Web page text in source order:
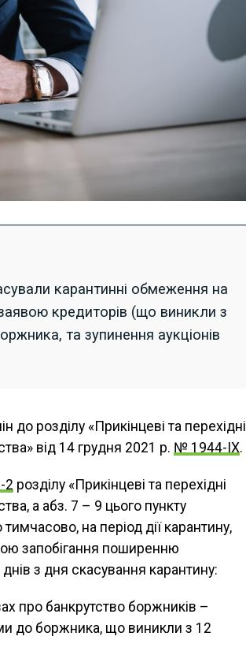
карантинні обмеження на
кредиторів (що виникли з
та зупинення аукціонів
розділу «Прикінцеві та перехідні
від 14 грудня 2021 р. № 1944-IX.
2 розділу «Прикінцеві та перехідні
а абз. 7 – 9 цього пункту
на період дії карантину,
запобігання поширенню
з дня скасування карантину:
про банкрутство боржників –
до боржника, що виникли з 12